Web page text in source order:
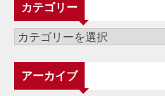
カテゴリー
カ
ゴ
リ
アーカイブ